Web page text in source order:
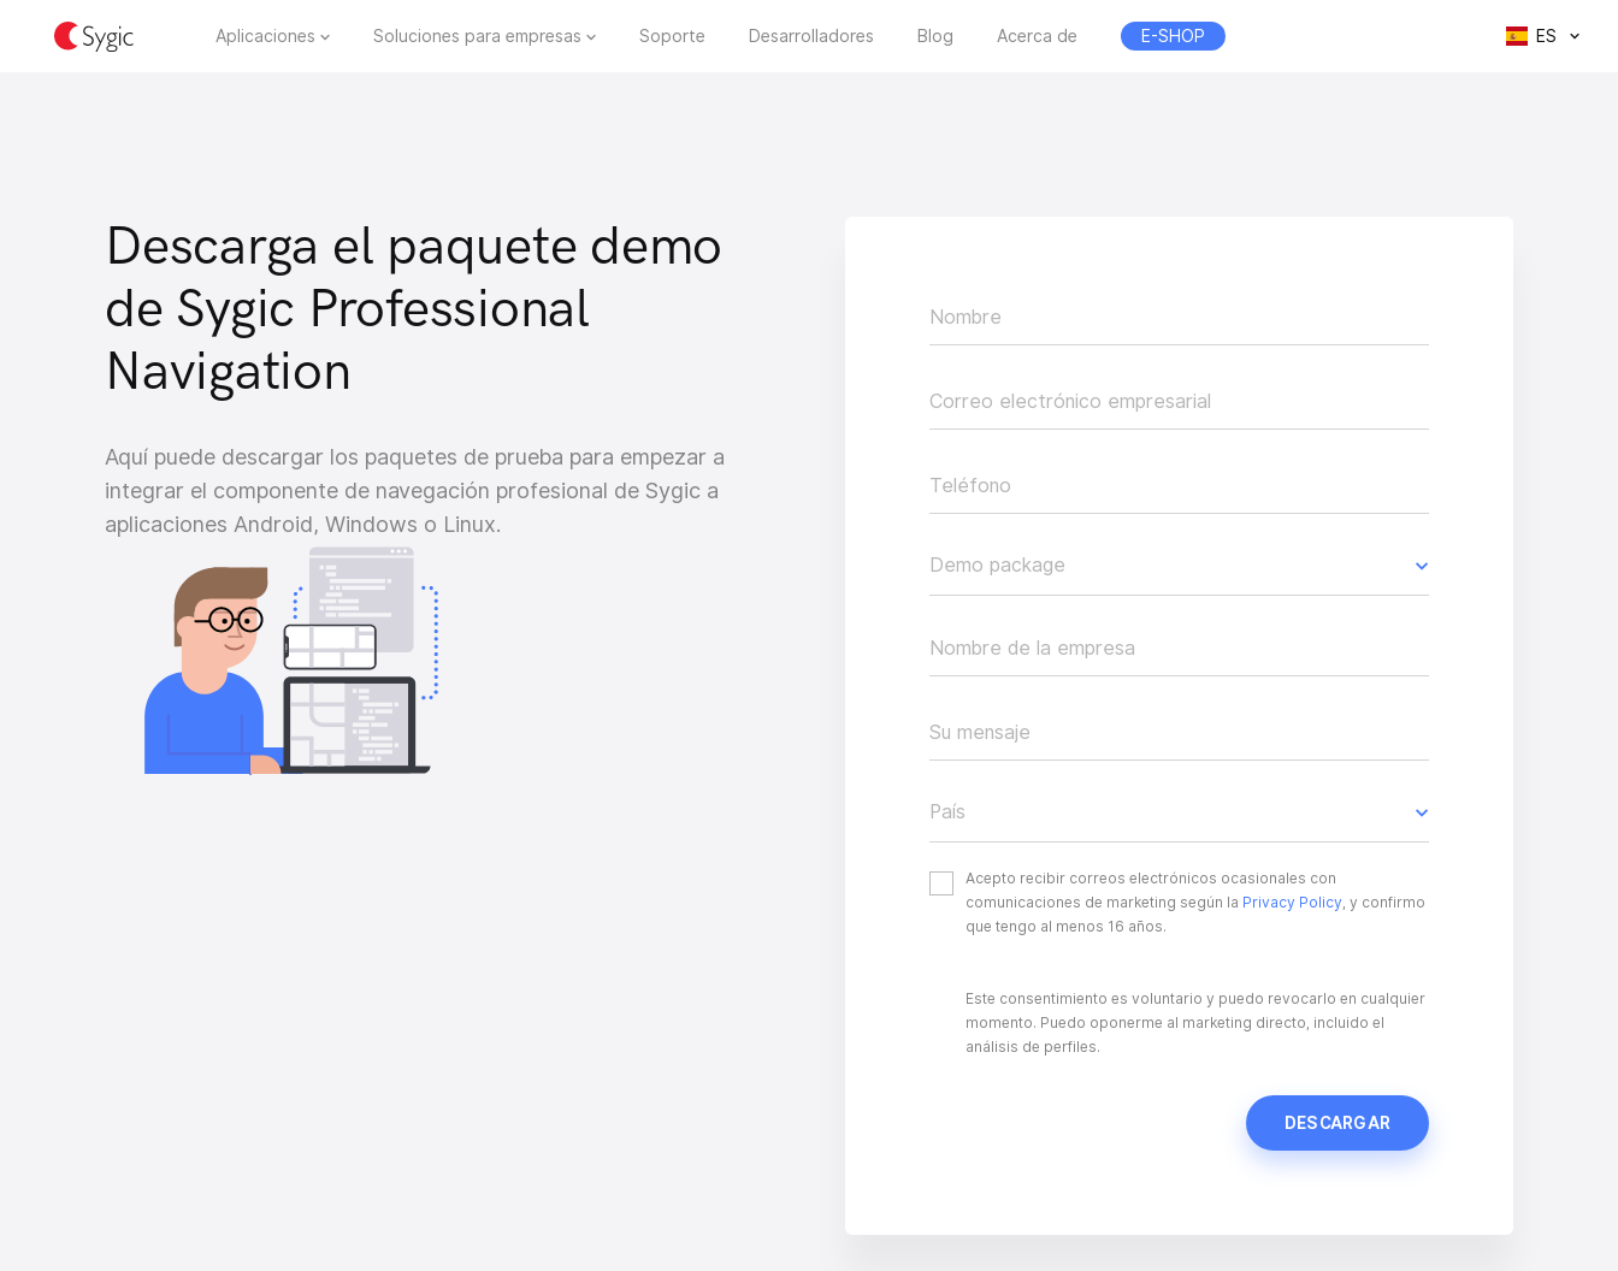
Aplicaciones Soluciones para empresas Soporte Desarrolladores Blog Acerca de E-SHOP ES
Descarga el paquete demo
de Sygic Professional
Navigation
Aquí puede descargar los paquetes de prueba para empezar a
integrar el componente de navegación profesional de Sygic a
aplicaciones Android, Windows o Linux.
Nombre
Correo electrónico empresarial
Teléfono
Demo package
Nombre de la empresa
Su mensaje
País
Acepto recibir correos electrónicos ocasionales con
comunicaciones de marketing según la Privacy Policy, y confirmo
que tengo al menos 16 años.
Este consentimiento es voluntario y puedo revocarlo en cualquier
momento. Puedo oponerme al marketing directo, incluido el
análisis de perfiles.